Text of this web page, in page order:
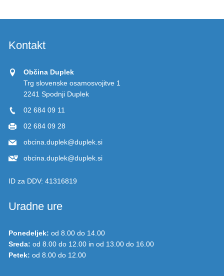
Kontakt
Občina Duplek
Trg slovenske osamosvojitve 1
2241 Spodnji Duplek
02 684 09 11
02 684 09 28
obcina.duplek@duplek.si
obcina.duplek@duplek.si
ID za DDV: 41316819
Uradne ure
Ponedeljek: od 8.00 do 14.00
Sreda: od 8.00 do 12.00 in od 13.00 do 16.00
Petek: od 8.00 do 12.00